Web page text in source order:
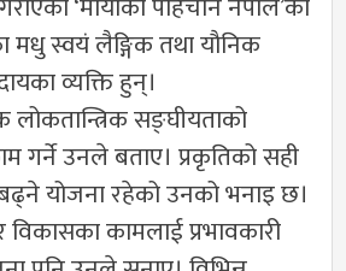
मधु स्वयं लैङ्गिक तथा यौनिक
व्यक्ति हुन्।
लोकतान्त्रिक सङ्घीयताको
गर्ने उनले बताए। प्रकृतिको सही
योजना रहेको उनको भनाइ छ।
कामलाई प्रभावकारी